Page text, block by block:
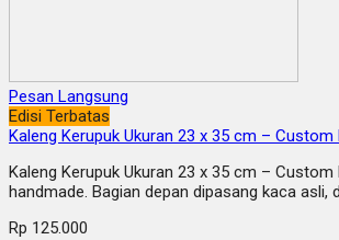
Pesan Langsung
Edisi Terbatas
Kaleng Kerupuk Ukuran 23 x 35 cm – Custom
Kaleng Kerupuk Ukuran 23 x 35 cm –
handmade. Bagian depan dipasang kaca
Rp 125.000